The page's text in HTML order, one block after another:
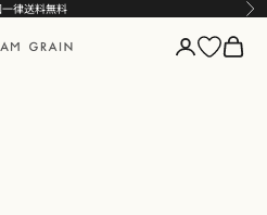
律送料無料 次
GRAIN ログインカート